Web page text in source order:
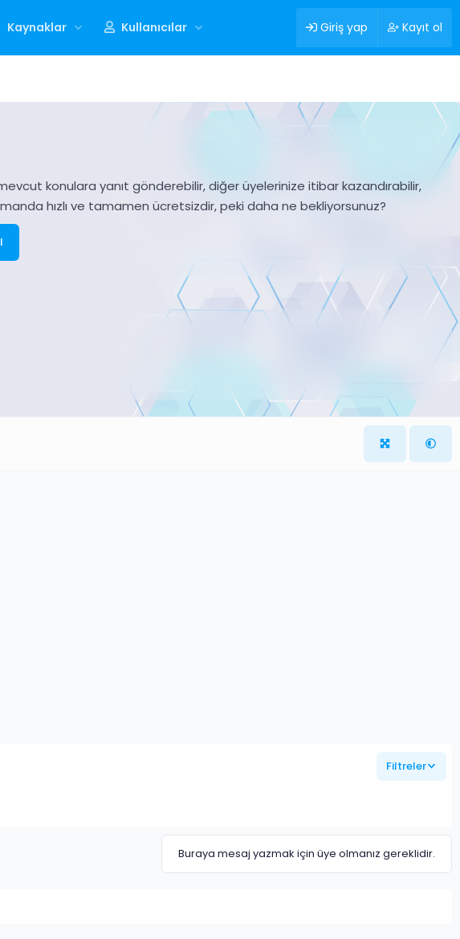
Kaynaklar Kullanıcılar Giriş yap Kayıt ol
konulara yanıt gönderebilir, diğer üyelerinize itibar kazandırabilir,
hızlı ve tamamen ücretsizdir, peki daha ne bekliyorsunuz?
Filtreler
Buraya mesaj yazmak için üye olmanız gereklidir.